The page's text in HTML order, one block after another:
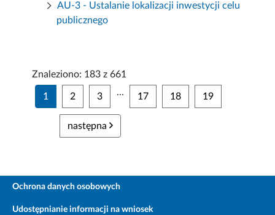
AU-3 - Ustalanie lokalizacji inwestycji celu
publicznego
Znaleziono: 183 z 661
1 2 3 ... 17 18 19
następna
Ochrona danych osobowych
Udostępnianie informacji na wniosek